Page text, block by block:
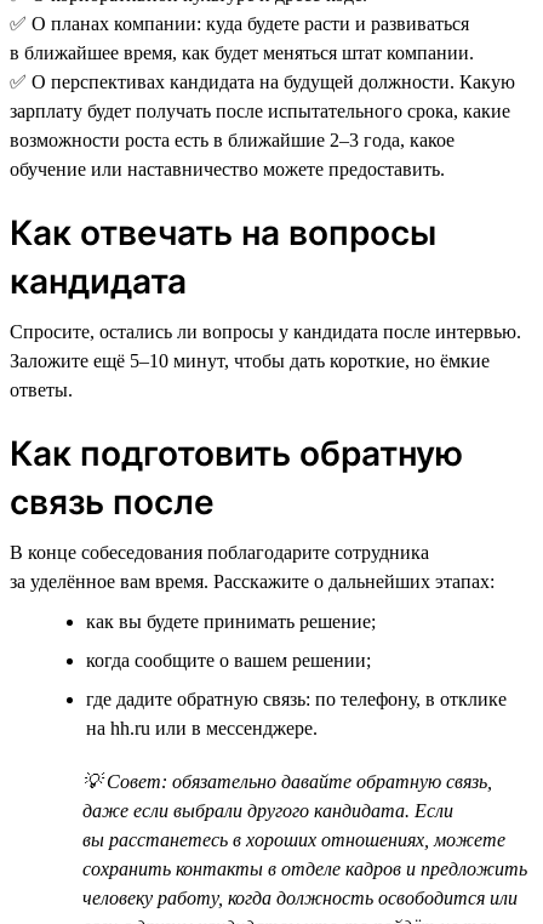
✅ О планах компании: куда будете расти и развиваться
в ближайшее время, как будет меняться штат компании.
✅ О перспективах кандидата на будущей должности. Какую
зарплату будет получать после испытательного срока, какие
возможности роста есть в ближайшие 2–3 года, какое
обучение или наставничество можете предоставить.
Как отвечать на вопросы
кандидата
Спросите, остались ли вопросы у кандидата после интервью.
Заложите ещё 5–10 минут, чтобы дать короткие, но ёмкие
ответы.
Как подготовить обратную
связь после
В конце собеседования поблагодарите сотрудника
за уделённое вам время. Расскажите о дальнейших этапах:
как вы будете принимать решение;
когда сообщите о вашем решении;
где дадите обратную связь: по телефону, в отклике
на hh.ru или в мессенджере.
💡 Совет: обязательно давайте обратную связь,
даже если выбрали другого кандидата. Если
вы расстанетесь в хороших отношениях, можете
сохранить контакты в отделе кадров и предложить
человеку работу, когда должность освободится или